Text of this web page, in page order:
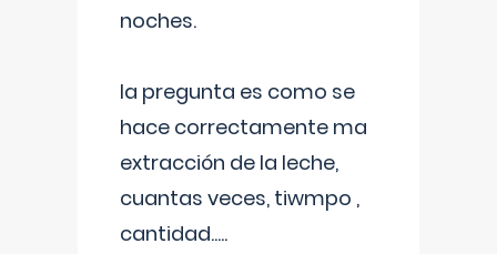
noches.
la pregunta es como se
hace correctamente ma
extracción de la leche,
cuantas veces, tiwmpo ,
cantidad.....